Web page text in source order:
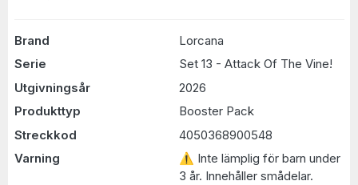
Brand
Lorcana
Serie
Set 13 - Attack Of The Vine!
Utgivningsår
2026
Produkttyp
Booster Pack
Streckkod
4050368900548
Varning
⚠ Inte lämplig för barn under
3 år. Innehåller smådelar.